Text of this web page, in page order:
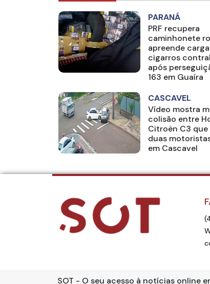
PARANÁ
PRF recupera
caminhonete
apreende
cigarros
após
163 em Guaíra
CASCAVEL
Vídeo mostra
colisão entre
Citroën C3 que
duas
em Cascavel
SOT - O seu acesso à notícias online